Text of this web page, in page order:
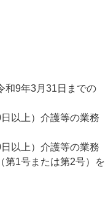
和9年3月31日までの
以上）介護等の業務
以上）介護等の業務
第1号または第2号）を